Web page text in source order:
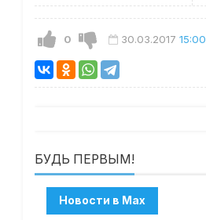
0 30.03.2017 15:00
БУДЬ ПЕРВЫМ!